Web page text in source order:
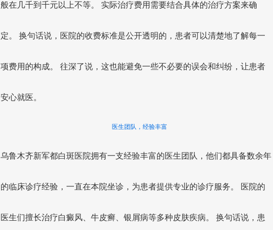
般在几千到千元以上不等。 实际治疗费用需要结合具体的治疗方案来确
定。 换句话说，医院的收费标准是公开透明的，患者可以清楚地了解每一
项费用的构成。 往深了说，这也能避免一些不必要的误会和纠纷，让患者
安心就医。
医生团队，经验丰富
乌鲁木齐新军都白斑医院拥有一支经验丰富的医生团队，他们都具备数余年
的临床诊疗经验，一直在本院坐诊，为患者提供专业的诊疗服务。 医院的
医生们擅长治疗白癜风、牛皮癣、银屑病等多种皮肤疾病。 换句话说，患